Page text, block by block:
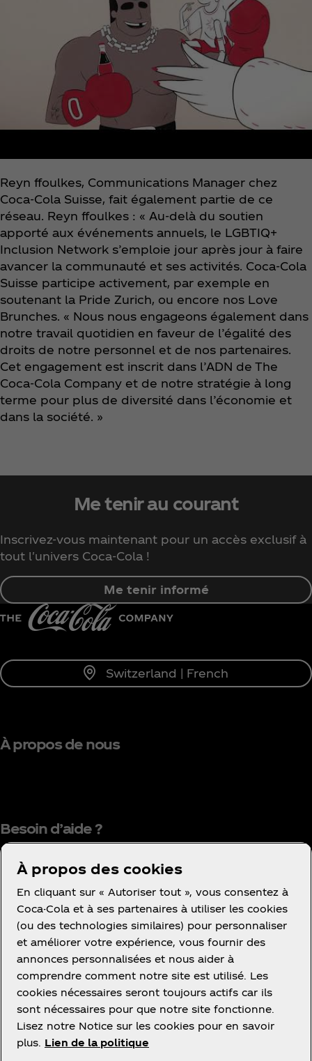
Reyn ffoulkes, Communications Manager chez
Coca‑Cola Suisse, fait également partie de ce
réseau. Reyn ffoulkes : « Au-delà du soutien
apporté aux événements annuels, le LGBTIQ+
Inclusion Network s’emploie jour après jour à faire
avancer la communauté et ses activités. Coca‑Cola
Suisse participe activement, par exemple en
soutenant la Pride Zurich, ou encore nos Love
Brunches. « Nous nous engageons également dans
notre travail quotidien en faveur de l’égalité des
droits de notre personnel et de nos partenaires.
Cet engagement est inscrit dans l’ADN de The
Coca‑Cola Company et de notre stratégie à long
terme pour plus de diversité dans l’économie et
dans la société. »
Me tenir au courant
Inscrivez-vous maintenant pour un accès exclusif à
tout l'univers Coca‑Cola !
Me tenir informé
Switzerland | French
À propos de nous
Besoin d’aide ?
Condition d’utilisation
Avis de confidentialité des consommateurs
Avis relatif aux cookies
Paramètres des cookies
Politique d’accessibilité
À propos des cookies
En cliquant sur « Autoriser tout », vous consentez à
Coca-Cola et à ses partenaires à utiliser les cookies
(ou des technologies similaires) pour personnaliser
et améliorer votre expérience, vous fournir des
annonces personnalisées et nous aider à
comprendre comment notre site est utilisé. Les
cookies nécessaires seront toujours actifs car ils
sont nécessaires pour que notre site fonctionne.
Lisez notre Notice sur les cookies pour en savoir
plus. Lien de la politique